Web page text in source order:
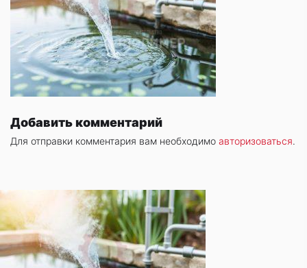
Добавить комментарий
Для отправки комментария вам необходимо авторизоваться.